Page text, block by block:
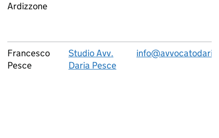
Ardizzone
Francesco
Pesce
Studio Avv.
Daria Pesce